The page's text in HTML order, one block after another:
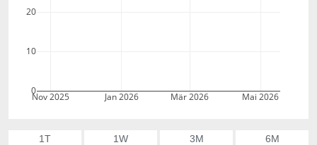
Nov 2025 Jan 2026 Mär 2026 Mai 2026
0
10
20
1T 1W 3M 6M